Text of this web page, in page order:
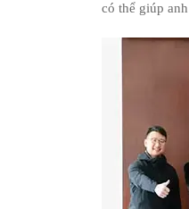
có thể giúp